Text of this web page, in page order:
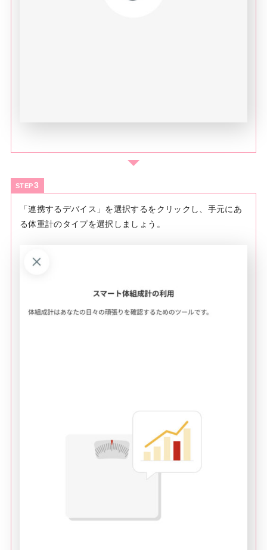
STEP
「連携するデバイス」を選択するをクリックし、手元にあ
る体重計のタイプを選択しましょう。